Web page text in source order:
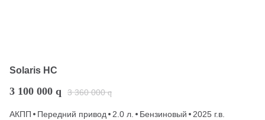
Solaris HC
3 100 000 q 3 360 000 q
АКПП Передний привод 2.0 л. Бензиновый
2025 г.в.